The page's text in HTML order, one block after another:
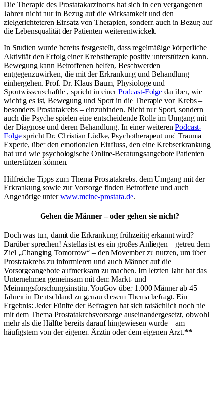
Die Therapie des Prostatakarzinoms hat sich in den vergangenen
Jahren nicht nur in Bezug auf die Wirksamkeit und den
zielgerichteteren Einsatz von Therapien, sondern auch in Bezug auf
die Lebensqualität der Patienten weiterentwickelt.
In Studien wurde bereits festgestellt, dass regelmäßige körperliche
Aktivität den Erfolg einer Krebstherapie positiv unterstützen kann.
Bewegung kann Betroffenen helfen, Beschwerden
entgegenzuwirken, die mit der Erkrankung und Behandlung
einhergehen. Prof. Dr. Klaus Baum, Physiologe und
Sportwissenschaftler, spricht in einerPodcast-Folge darüber, wie
wichtig es ist, Bewegung und Sport in die Therapie von Krebs –
besonders Prostatakrebs – einzubinden. Nicht nur Sport, sondern
auch die Psyche spielen eine entscheidende Rolle im Umgang mit
der Diagnose und deren Behandlung. In einer weiteren Podcast-
Folge spricht Dr. Christian Lüdke, Psychotherapeut und Trauma-
Experte, über den emotionalen Einfluss, den eine Krebserkrankung
hat und wie psychologische Online-Beratungsangebote Patienten
unterstützen können.
Hilfreiche Tipps zum Thema Prostatakrebs, dem Umgang mit der
Erkrankung sowie zur Vorsorge finden Betroffene und auch
Angehörige unterwww.meine-prostata.de.
Gehen die Männer – oder gehen sie nicht?
Doch was tun, damit die Erkrankung frühzeitig erkannt wird?
Darüber sprechen! Astellas ist es ein großes Anliegen – getreu dem
Ziel „Changing Tomorrow“ – den Movember zu nutzen, um über
Prostatakrebs zu informieren und auch Männer auf die
Vorsorgeangebote aufmerksam zu machen. Im letzten Jahr hat das
Unternehmen gemeinsam mit dem Markt- und
Meinungsforschungsinstitut YouGov über 1.000 Männer ab 45
Jahren in Deutschland zu genau diesem Thema befragt. Ein
Ergebnis: Jeder Fünfte der Befragten hat sich tatsächlich noch nie
mit dem Thema Prostatakrebsvorsorge auseinandergesetzt, obwohl
mehr als die Hälfte bereits darauf hingewiesen wurde – am
häufigstem von der eigenen Ärztin oder dem eigenen Arzt.**